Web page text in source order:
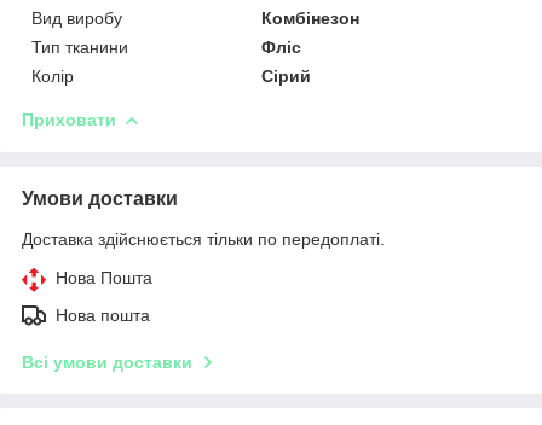
Вид виробу
Комбінезон
Тип тканини
Фліс
Колір
Сірий
Приховати
Умови доставки
Доставка здійснюється тільки по передоплаті.
Нова Пошта
Нова пошта
Всі умови доставки